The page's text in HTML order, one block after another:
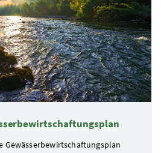
Gewässerbewirtschaftungsplan